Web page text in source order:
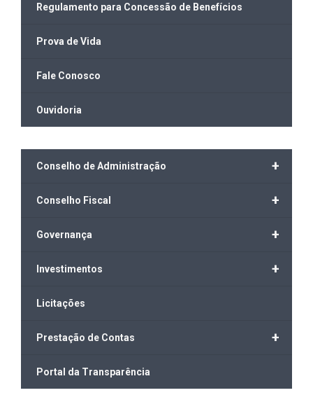
Regulamento para Concessão de Benefícios
Prova de Vida
Fale Conosco
Ouvidoria
+
Conselho de Administração
+
Conselho Fiscal
+
Governança
+
Investimentos
Licitações
+
Prestação de Contas
Portal da Transparência